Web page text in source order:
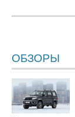
ОБЗОРЫ